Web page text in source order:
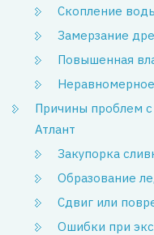
Скопление
Замерзание
Повышенная
Причины проблем
Атлант
Закупорка
Образование
Сдвиг или
Ошибки при